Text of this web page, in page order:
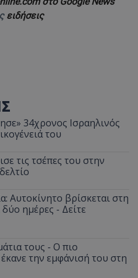
ειδήσεις
34χρονος Ισραηλινός
του
τις τσέπες του στην
Αυτοκίνητο βρίσκεται στη
ημέρες - Δείτε
τους - Ο πιο
την εμφάνισή του στη